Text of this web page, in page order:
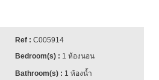
C005914
1 ห้องนอน
1 ห้องน้ำ